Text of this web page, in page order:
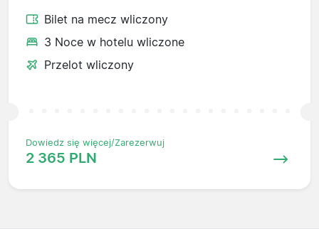
Bilet na mecz wliczony
3 Noce w hotelu wliczone
Przelot wliczony
Dowiedz się więcej/Zarezerwuj
2 365 PLN